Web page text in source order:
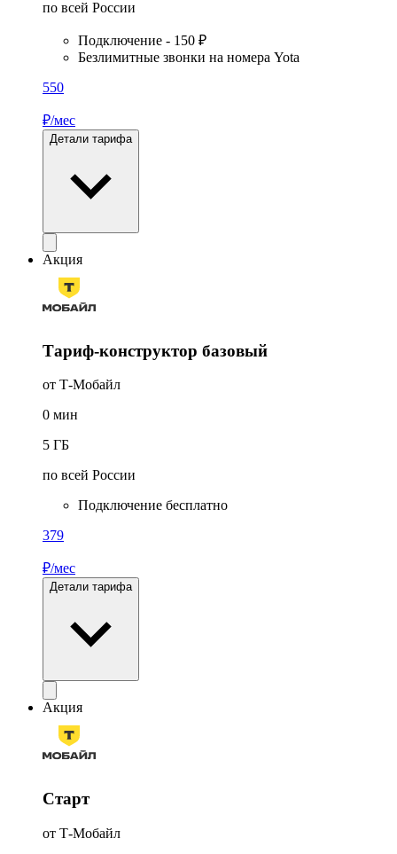
по всей России
Подключение - 150 ₽
Безлимитные звонки на номера Yota
550
₽/мес
Детали тарифа
Акция
Тариф-конструктор базовый
от Т‑Мобайл
0 мин
5 ГБ
по всей России
Подключение бесплатно
379
₽/мес
Детали тарифа
Акция
Старт
от Т‑Мобайл